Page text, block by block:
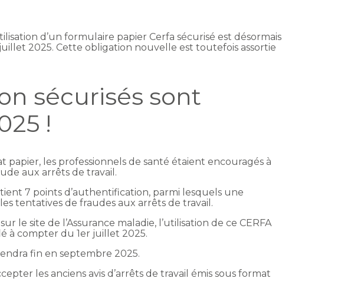
d’un formulaire papier Cerfa sécurisé est désormais
2025. Cette obligation nouvelle est toutefois assortie
sécurisés sont
!
papier, les professionnels de santé étaient encouragés à
aux arrêts de travail.
7 points d’authentification, parmi lesquels une
tentatives de fraudes aux arrêts de travail.
le site de l’Assurance maladie, l’utilisation de ce CERFA
à compter du 1er juillet 2025.
fin en septembre 2025.
les anciens avis d’arrêts de travail émis sous format